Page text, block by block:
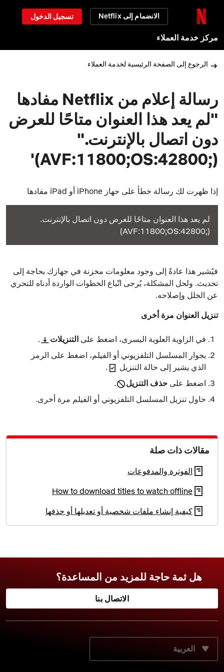
الانضمام إلى Netflix تسجيل الدخول
مركز خدمة العملاء
الرجوع إلى الصفحة الرئيسية لخدمة العملاء
رسالة إعلام من Netflix مفادها
"لم يعد هذا العنوان متاحًا للعرض
دون اتصال بالإنترنت."
(AVF:11800;OS:42800;‎)'
إذا ظهرت لك رسالة خطأ على جهاز iPhone أو iPad مفادها
لم يعد هذا العنوان متاحًا للعرض دون اتصال بالإنترنت.
(AVF:11800;OS:42800;‎)
فيُشير هذا عادةً إلى وجود معلومات مخزنة في جهازك بحاجة إلى
تحديث. ولحل المشكلة، يُرجى اتّباع الخطوات الواردة أدناه للتحري
عن الخلل وإصلاحه.
تنزيل العنوان مرة أخرى
في الزاوية العلوية اليسرى، اضغط على التنزيلات
.
بجوار المسلسل التلفزيوني أو الفيلم، اضغط على الرمز
الذي يشير إلى حالة التنزيل
.
اضغط على حذف التنزيل
.
حاول تنزيل المسلسل التلفزيوني أو الفيلم مرة أخرى.
مقالات ذات صلة
الفوترة والمدفوعات
How to download titles to watch offline
كيفية إنشاء ملفات شخصية أو تعديلها أو حذفها
هل ثمة حاجة للمزيد من المساعدة؟
الاتصال بنا
حدّد لغتك المفضّلة: